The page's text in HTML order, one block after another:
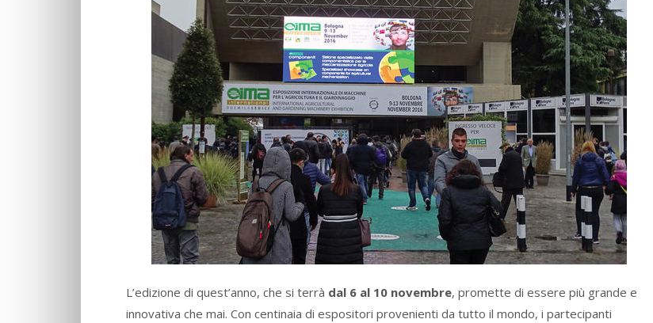
L’edizione di quest’anno, che si terrà dal 6 al 10 novembre, promette di essere più grande e
innovativa che mai. Con centinaia di espositori provenienti da tutto il mondo, i partecipanti